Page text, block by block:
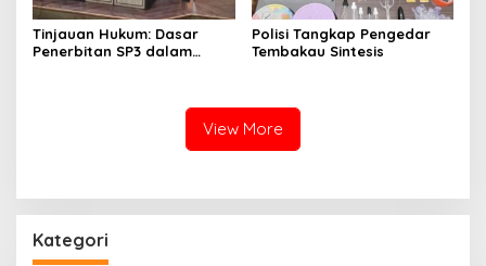
Tinjauan Hukum: Dasar
Penerbitan SP3 dalam
Polisi Tangkap Pengedar
Tembakau Sintesis
View More
Kategori